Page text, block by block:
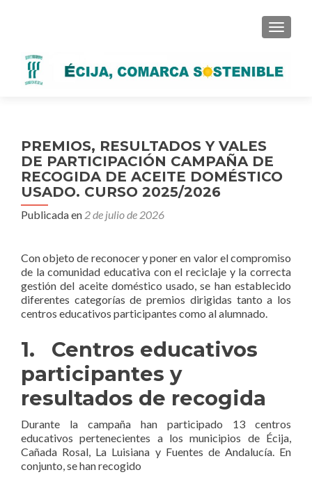
PREMIOS, RESULTADOS Y VALES
DE PARTICIPACIÓN CAMPAÑA DE
RECOGIDA DE ACEITE DOMÉSTICO
USADO. CURSO 2025/2026
Publicada en 2 de julio de 2026
Con objeto de reconocer y poner en valor el compromiso
de la comunidad educativa con el reciclaje y la correcta
gestión del aceite doméstico usado, se han establecido
diferentes categorías de premios dirigidas tanto a los
centros educativos participantes como al alumnado.
1. Centros educativos
participantes y
resultados de recogida
Durante la campaña han participado 13 centros
educativos pertenecientes a los municipios de Écija,
Cañada Rosal, La Luisiana y Fuentes de Andalucía. En
conjunto, se han recogido